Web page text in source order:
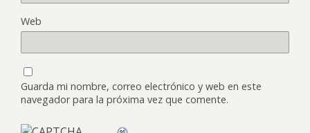
Web
Guarda mi nombre, correo electrónico y web en este
navegador para la próxima vez que comente.